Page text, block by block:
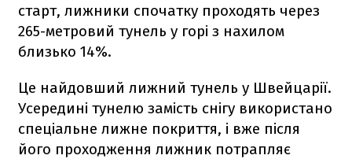
старт, лижники спочатку проходять через
265-метровий тунель у горі з нахилом
близько 14%.
Це найдовший лижний тунель у Швейцарії.
Усередині тунелю замість снігу використано
спеціальне лижне покриття, і вже після
його проходження лижник потрапляє